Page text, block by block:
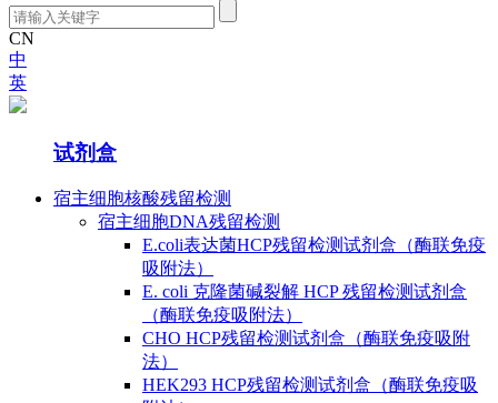
CN
中
英
试剂盒
宿主细胞核酸残留检测
宿主细胞DNA残留检测
E.coli表达菌HCP残留检测试剂盒（酶联免疫
吸附法）
E. coli 克隆菌碱裂解 HCP 残留检测试剂盒
（酶联免疫吸附法）
CHO HCP残留检测试剂盒（酶联免疫吸附
法）
HEK293 HCP残留检测试剂盒（酶联免疫吸